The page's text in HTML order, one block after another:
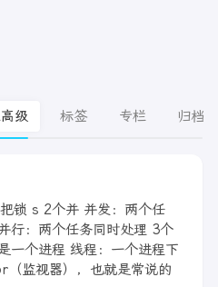
级 标签 专栏 归档
锁 s 2个并 并发：两个任
行：两个任务同时处理 3个
一个进程 线程：一个进程下
监视器），也就是常说的